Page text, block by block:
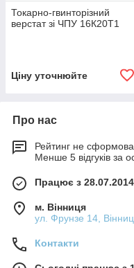
Токарно-гвинторізний
верстат зі ЧПУ 16К20Т1
Ціну уточнюйте
Про нас
Рейтинг не
Менше 5 відгуків за
Працює з 28.07.2014
м. Вінниця
ул. Фрунзе 14,
Контакти